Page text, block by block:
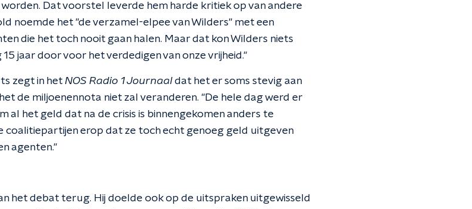
Dat voorstel leverde hem harde kritiek op van andere
noemde het "de verzamel-elpee van Wilders" met een
die het toch nooit gaan halen. Maar dat kon Wilders niets
jaar door voor het verdedigen van onze vrijheid."
zegt in het NOS Radio 1 Journaaldat het er soms stevig aan
de miljoenennota niet zal veranderen. "De hele dag werd er
al het geld dat na de crisis is binnengekomen anders te
coalitiepartijen erop dat ze toch echt genoeg geld uitgeven
agenten."
het debat terug. Hij doelde ook op de uitspraken uitgewisseld